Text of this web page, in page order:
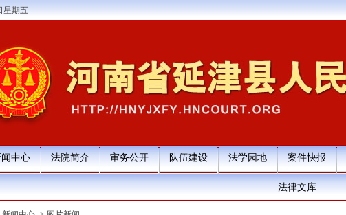
星期五
闻中心 法院简介 审务公开 队伍建设 法学园地 案件快报
法律文库